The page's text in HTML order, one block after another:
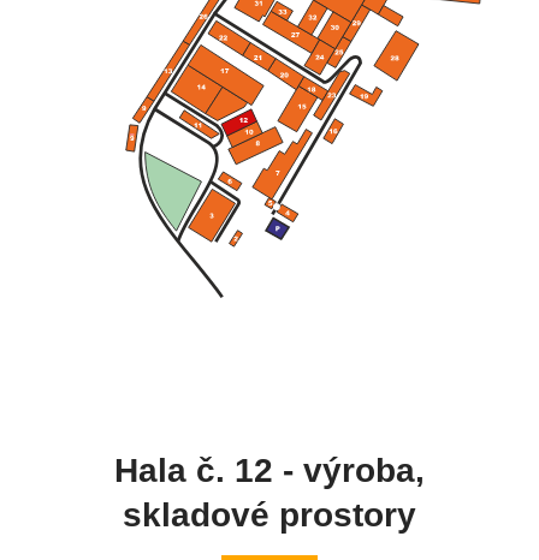
Hala č. 12 - výroba,
skladové prostory